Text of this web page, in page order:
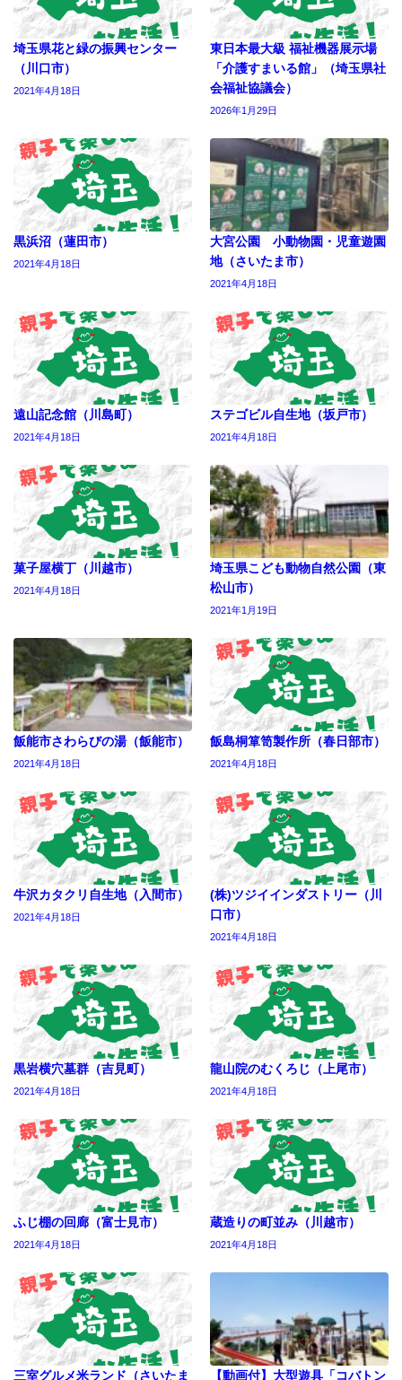
埼玉県花と緑の振興センター
（川口市）
2021年4月18日
東日本最大級 福祉機器展示場
「介護すまいる館」（埼玉県社
会福祉協議会）
2026年1月29日
黒浜沼（蓮田市）
2021年4月18日
大宮公園 小動物園・児童遊園
地（さいたま市）
2021年4月18日
遠山記念館（川島町）
2021年4月18日
ステゴビル自生地（坂戸市）
2021年4月18日
菓子屋横丁（川越市）
2021年4月18日
埼玉県こども動物自然公園（東
松山市）
2021年1月19日
飯能市さわらびの湯（飯能市）
2021年4月18日
飯島桐箪笥製作所（春日部市）
2021年4月18日
牛沢カタクリ自生地（入間市）
2021年4月18日
(株)ツジイインダストリー（川
口市）
2021年4月18日
黒岩横穴墓群（吉見町）
2021年4月18日
龍山院のむくろじ（上尾市）
2021年4月18日
ふじ棚の回廊（富士見市）
2021年4月18日
蔵造りの町並み（川越市）
2021年4月18日
三室グルメ米ランド（さいたま 【動画付】大型遊具「コバトン